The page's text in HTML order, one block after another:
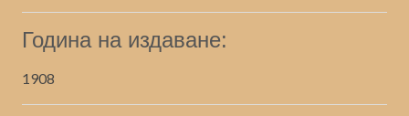
Година на издаване:
1908